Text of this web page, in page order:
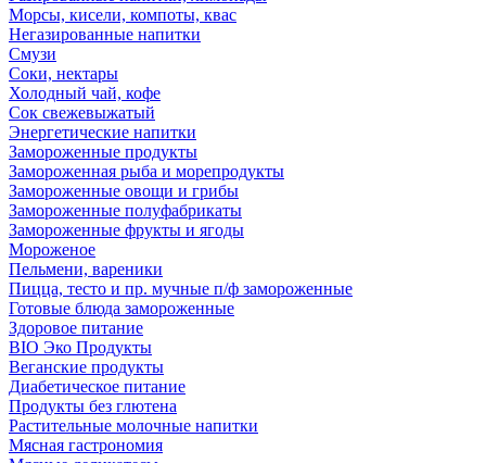
Морсы, кисели, компоты, квас
Негазированные напитки
Смузи
Соки, нектары
Холодный чай, кофе
Сок свежевыжатый
Энергетические напитки
Замороженные продукты
Замороженная рыба и морепродукты
Замороженные овощи и грибы
Замороженные полуфабрикаты
Замороженные фрукты и ягоды
Мороженое
Пельмени, вареники
Пицца, тесто и пр. мучные п/ф замороженные
Готовые блюда замороженные
Здоровое питание
BIO Эко Продукты
Веганские продукты
Диабетическое питание
Продукты без глютена
Растительные молочные напитки
Мясная гастрономия